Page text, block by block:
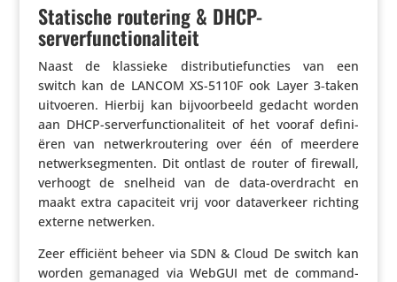
Statische routering & DHCP-
serverfunctionaliteit
Naast de klassieke distri­bu­tie­func­ties van een
switch kan de LANCOM XS-5110F ook Layer 3‑taken
uitvoeren. Hierbij kan bijvoor­beeld gedacht worden
aan DHCP-server­func­ti­o­na­li­teit of het vooraf defi­ni­
ëren van netwerk­rou­te­ring over één of meerdere
netwerk­seg­menten. Dit ontlast de router of firewall,
verhoogt de snelheid van de data-over­dracht en
maakt extra capa­ci­teit vrij voor data­ver­keer richting
externe netwerken.
Zeer efficiënt beheer via SDN & Cloud De switch kan
worden gemanaged via WebGUI met de command-